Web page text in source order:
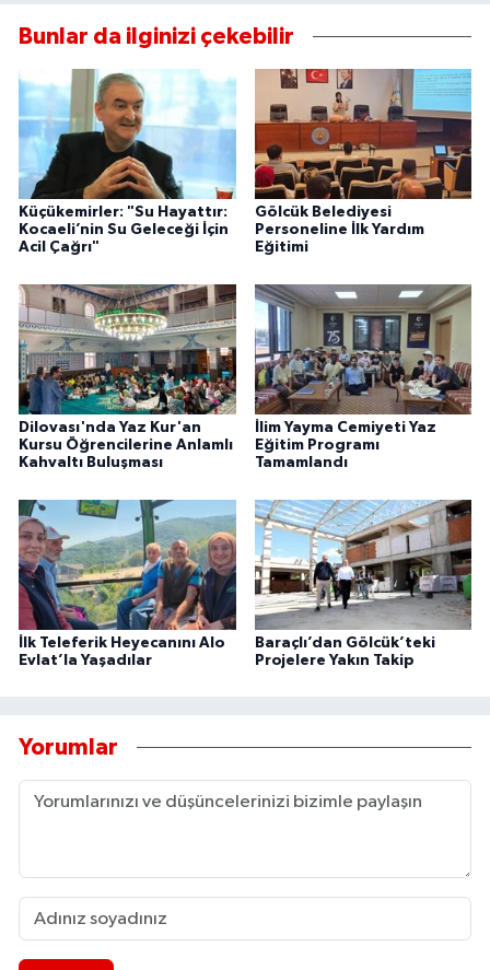
Bunlar da ilginizi çekebilir
Küçükemirler: "Su Hayattır:
Kocaeli’nin Su Geleceği İçin
Acil Çağrı"
Gölcük Belediyesi
Personeline İlk Yardım
Eğitimi
Dilovası'nda Yaz Kur'an
Kursu Öğrencilerine Anlamlı
Kahvaltı Buluşması
İlim Yayma Cemiyeti Yaz
Eğitim Programı
Tamamlandı
İlk Teleferik Heyecanını Alo
Evlat’la Yaşadılar
Baraçlı’dan Gölcük’teki
Projelere Yakın Takip
Yorumlar